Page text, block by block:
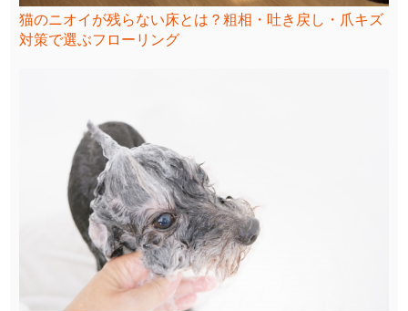
猫のニオイが残らない床とは？粗相・吐き戻し・爪キズ
対策で選ぶフローリング